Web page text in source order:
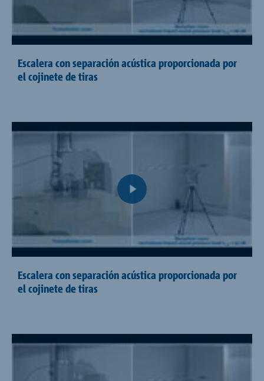
Escalera con separación acústica proporcionada por
el cojinete de tiras
Escalera con separación acústica proporcionada por
el cojinete de tiras